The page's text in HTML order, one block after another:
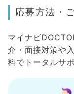
応募方法・
マイナビ
介・面接対策や
料でトータルサ